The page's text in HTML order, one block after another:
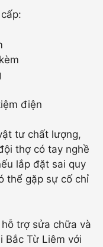
điện
tư chất lượng,
thợ có tay nghề
lắp đặt sai quy
thể gặp sự cố chỉ
trợ sửa chữa và
Bắc Từ Liêm với